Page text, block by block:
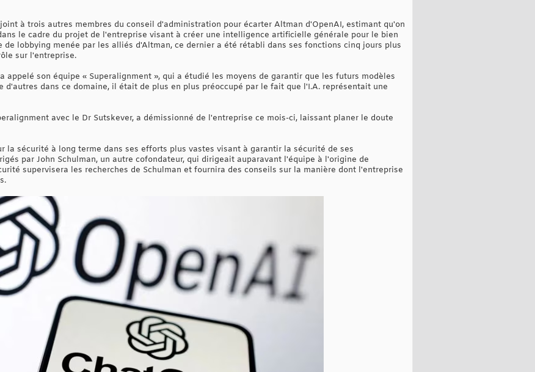
à trois autres membres du conseil d'administration pour écarter Altman d'OpenAI, estimant qu'on
le cadre du projet de l'entreprise visant à créer une intelligence artificielle générale pour le bien
de lobbying menée par les alliés d'Altman, ce dernier a été rétabli dans ses fonctions cinq jours plus
sur l'entreprise.
appelé son équipe « Superalignment », qui a étudié les moyens de garantir que les futurs modèles
d'autres dans ce domaine, il était de plus en plus préoccupé par le fait que l'I.A. représentait une
avec le Dr Sutskever, a démissionné de l'entreprise ce mois-ci, laissant planer le doute
la sécurité à long terme dans ses efforts plus vastes visant à garantir la sécurité de ses
par John Schulman, un autre cofondateur, qui dirigeait auparavant l'équipe à l'origine de
supervisera les recherches de Schulman et fournira des conseils sur la manière dont l'entreprise